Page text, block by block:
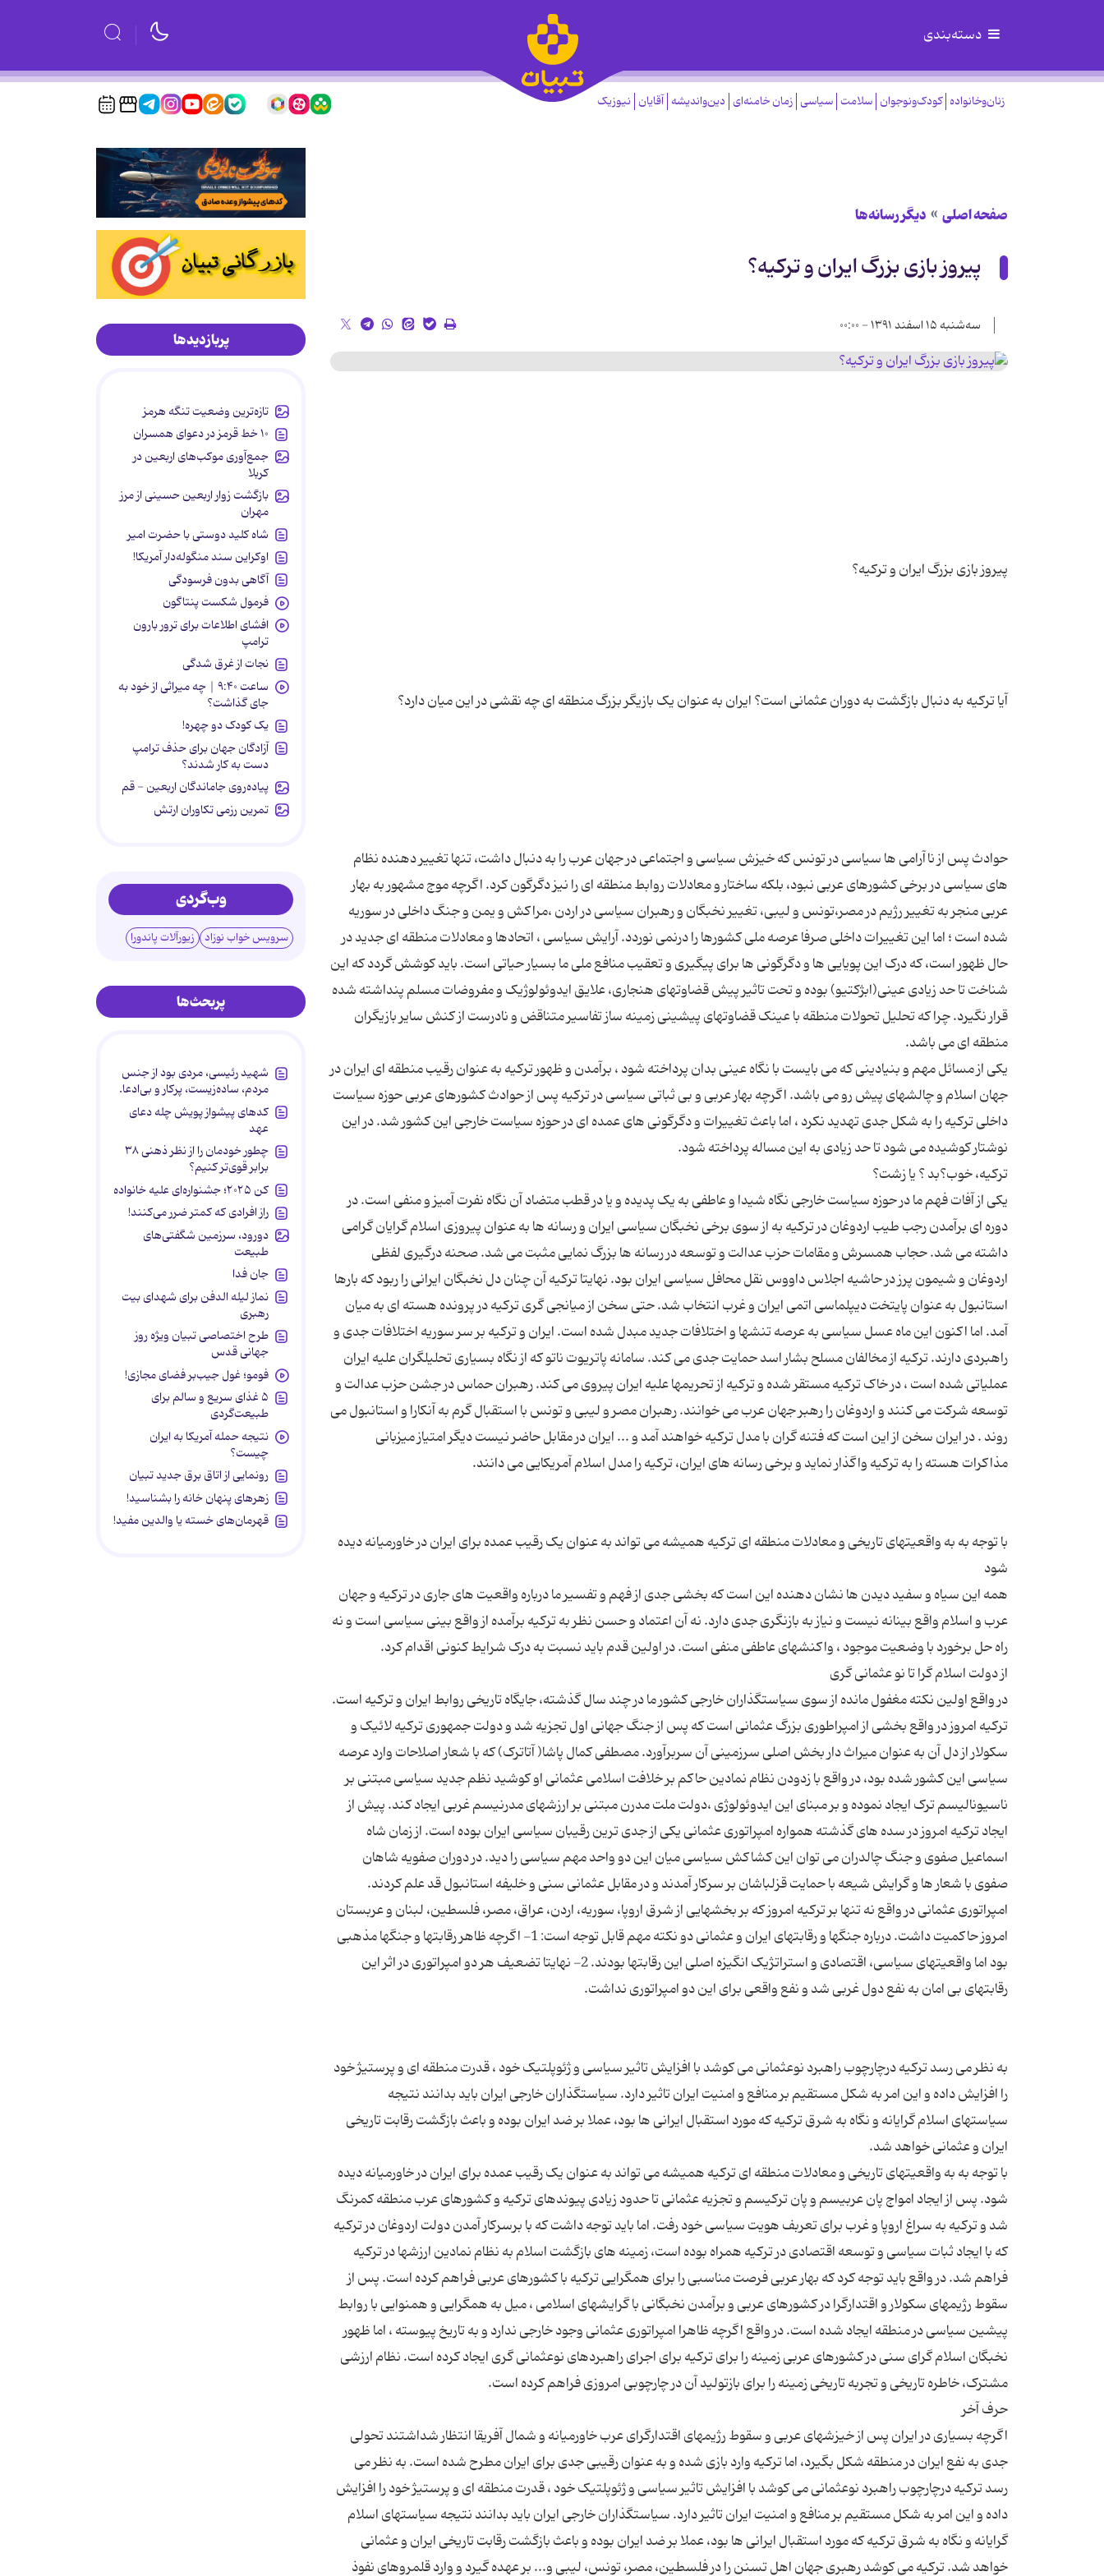
دسته‌بندی
زنان‌وخانواده کودک‌ونوجوان سلامت سیاسی زمان خامنه‌ای دین‌واندیشه آقایان نیوزیک
صفحه اصلی دیگر رسانه‌ها
پیروز بازی بزرگ ایران و ترکیه؟
سه‌شنبه ۱۵ اسفند ۱۳۹۱ - ۰۰:۰۰
حوادث پس از ناآرامی ها سیاسی در تونس که خیزش سیاسی و اجتماعی در جهان عرب را به دنبال داشت، تنها تغییر دهنده نظام
های سیاسی در برخی کشورهای عربی نبود، بلکه ساختار و معادلات روابط منطقه ای را نیز دگرگون کرد. اگرچه موج مشهور به بهار
عربی منجر به تغییر رژیم در مصر،تونس و لیبی، تغییر نخبگان و رهبران سیاسی در اردن ،مراکش و یمن و جنگ داخلی در سوریه
شده است ؛ اما این تغییرات داخلی صرفا عرصه ملی کشورها را درنمی نوردد. آرایش سیاسی ، اتحادها و معادلات منطقه ای جدید در
حال ظهور است، که درک این پویایی ها و دگرگونی ها برای پیگیری و تعقیب منافع ملی ما بسیار حیاتی است. باید کوشش گردد که این
شناخت تا حد زیادی عینی(ابژکتیو) بوده و تحت تاثیر پیش قضاوتهای هنجاری، علایق ایدوئولوژیک و مفروضات مسلم پنداشته شده
قرار نگیرد. چرا که تحلیل تحولات منطقه با عینک قضاوتهای پیشینی زمینه ساز تفاسیر متناقض و نادرست از کنش سایر بازیگران
یکی از مسائل مهم و بنیادینی که می بایست با نگاه عینی بدان پرداخته شود ، برآمدن و ظهور ترکیه به عنوان رقیب منطقه ای ایران در
جهان اسلام و چالشهای پیش رو می باشد. اگرچه بهار عربی و بی ثباتی سیاسی در ترکیه پس از حوادث کشورهای عربی حوزه سیاست
داخلی ترکیه را به شکل جدی تهدید نکرد ، اما باعث تغییرات و دگرگونی های عمده ای در حوزه سیاست خارجی این کشور شد. در این
یکی از آفات فهم ما در حوزه سیاست خارجی نگاه شیدا و عاطفی به یک پدیده و یا در قطب متضاد آن نگاه نفرت آمیز و منفی است. در
دوره ای برآمدن رجب طیب اردوغان در ترکیه به از سوی برخی نخبگان سیاسی ایران و رسانه ها به عنوان پیروزی اسلام گرایان گرامی
داشته می شد. حجاب همسرش و مقامات حزب عدالت و توسعه در رسانه ها بزرگ نمایی مثبت می شد. صحنه درگیری لفظی
اردوغان و شیمون پرز در حاشیه اجلاس داووس نقل محافل سیاسی ایران بود. نهایتا ترکیه آن چنان دل نخبگان ایرانی را ربود که بارها
استانبول به عنوان پایتخت دیپلماسی اتمی ایران و غرب انتخاب شد. حتی سخن از میانجی گری ترکیه در پرونده هسته ای به میان
آمد. اما اکنون این ماه عسل سیاسی به عرصه تنشها و اختلافات جدید مبدل شده است. ایران و ترکیه بر سر سوریه اختلافات جدی و
راهبردی دارند. ترکیه از مخالفان مسلح بشار اسد حمایت جدی می کند. سامانه پاتریوت ناتو که از نگاه بسیاری تحلیلگران علیه ایران
عملیاتی شده است ، در خاک ترکیه مستقر شده و ترکیه از تحریمها علیه ایران پیروی می کند. رهبران حماس در جشن حزب عدالت و
توسعه شرکت می کنند و اردوغان را رهبر جهان عرب می خوانند. رهبران مصر و لیبی و تونس با استقبال گرم به آنکارا و استانبول می
روند . در ایران سخن از این است که فتنه گران با مدل ترکیه خواهند آمد و ... ایران در مقابل حاضر نیست دیگر امتیاز میزبانی
با توجه به به واقعیتهای تاریخی و معادلات منطقه ای ترکیه همیشه می تواند به عنوان یک رقیب عمده برای ایران در خاورمیانه دیده
همه این سیاه و سفید دیدن ها نشان دهنده این است که بخشی جدی از فهم و تفسیر ما درباره واقعیت های جاری در ترکیه و جهان
عرب و اسلام واقع بینانه نیست و نیاز به بازنگری جدی دارد. نه آن اعتماد و حسن نظر به ترکیه برآمده از واقع بینی سیاسی است و نه
در واقع اولین نکته مغفول مانده از سوی سیاستگذاران خارجی کشور ما در چند سال گذشته، جایگاه تاریخی روابط ایران و ترکیه است.
ترکیه امروز در واقع بخشی از امپراطوری بزرگ عثمانی است که پس از جنگ جهانی اول تجزیه شد و دولت جمهوری ترکیه لائیک و
سکولار از دل آن به عنوان میراث دار بخش اصلی سرزمینی آن سربرآورد. مصطفی کمال پاشا( آتاترک) که با شعار اصلاحات وارد عرصه
سیاسی این کشور شده بود، در واقع با زدودن نظام نمادین حاکم بر خلافت اسلامی عثمانی او کوشید نظم جدید سیاسی مبتنی بر
ناسیونالیسم ترک ایجاد نموده و بر مبنای این ایدوئولوژی ،دولت ملت مدرن مبتنی بر ارزشهای مدرنیسم غربی ایجاد کند. پیش از
ایجاد ترکیه امروز در سده های گذشته همواره امپراتوری عثمانی یکی از جدی ترین رقیبان سیاسی ایران بوده است. از زمان شاه
اسماعیل صفوی و جنگ چالدران می توان این کشاکش سیاسی میان این دو واحد مهم سیاسی را دید. در دوران صفویه شاهان
صفوی با شعار ها و گرایش شیعه با حمایت قزلباشان بر سرکار آمدند و در مقابل عثمانی سنی و خلیفه استانبول قد علم کردند.
امپراتوری عثمانی در واقع نه تنها بر ترکیه امروز که بر بخشهایی از شرق اروپا، سوریه، اردن، عراق، مصر، فلسطین، لبنان و عربستان
امروز حاکمیت داشت. درباره جنگها و رقابتهای ایران و عثمانی دو نکته مهم قابل توجه است: 1- اگرچه ظاهر رقابتها و جنگها مذهبی
بود اما واقعیتهای سیاسی، اقتصادی و استراتژیک انگیزه اصلی این رقابتها بودند. 2- نهایتا تضعیف هر دو امپراتوری در اثر این
به نظر می رسد ترکیه درچارچوب راهبرد نوعثمانی می کوشد با افزایش تاثیر سیاسی و ژئوپلتیک خود ، قدرت منطقه ای و پرستیژ خود
را افزایش داده و این امر به شکل مستقیم بر منافع و امنیت ایران تاثیر دارد. سیاستگذاران خارجی ایران باید بدانند نتیجه
سیاستهای اسلام گرایانه و نگاه به شرق ترکیه که مورد استقبال ایرانی ها بود، عملا بر ضد ایران بوده و باعث بازگشت رقابت تاریخی
با توجه به به واقعیتهای تاریخی و معادلات منطقه ای ترکیه همیشه می تواند به عنوان یک رقیب عمده برای ایران در خاورمیانه دیده
شود. پس از ایجاد امواج پان عربیسم و پان ترکیسم و تجزیه عثمانی تا حدود زیادی پیوندهای ترکیه و کشورهای عرب منطقه کمرنگ
شد و ترکیه به سراغ اروپا و غرب برای تعربف هویت سیاسی خود رفت. اما باید توجه داشت که با برسرکار آمدن دولت اردوغان در ترکیه
که با ایجاد ثبات سیاسی و توسعه اقتصادی در ترکیه همراه بوده است، زمینه های بازگشت اسلام به نظام نمادین ارزشها در ترکیه
فراهم شد. در واقع باید توجه کرد که بهار عربی فرصت مناسبی را برای همگرایی ترکیه با کشورهای عربی فراهم کرده است. پس از
سقوط رژیمهای سکولار و اقتدارگرا در کشورهای عربی و برآمدن نخبگانی با گرایشهای اسلامی ، میل به همگرایی و همنوایی با روابط
پیشین سیاسی در منطقه ایجاد شده است. در واقع اگرچه ظاهرا امپراتوری عثمانی وجود خارجی ندارد و به تاریخ پیوسته ، اما ظهور
نخبگان اسلام گرای سنی در کشورهای عربی زمینه را برای ترکیه برای اجرای راهبردهای نوعثمانی گری ایجاد کرده است. نظام ارزشی
اگرچه بسیاری در ایران پس از خیزشهای عربی و سقوط رژیمهای اقتدارگرای عرب خاورمیانه و شمال آفریقا انتظار شداشتند تحولی
جدی به نفع ایران در منطقه شکل بگیرد، اما ترکیه وارد بازی شده و به عنوان رقیبی جدی برای ایران مطرح شده است. به نظر می
رسد ترکیه درچارچوب راهبرد نوعثمانی می کوشد با افزایش تاثیر سیاسی و ژئوپلتیک خود ، قدرت منطقه ای و پرستیژ خود را افزایش
داده و این امر به شکل مستقیم بر منافع و امنیت ایران تاثیر دارد. سیاستگذاران خارجی ایران باید بدانند نتیجه سیاستهای اسلام
گرایانه و نگاه به شرق ترکیه که مورد استقبال ایرانی ها بود، عملا بر ضد ایران بوده و باعث بازگشت رقابت تاریخی ایران و عثمانی
خواهد شد. ترکیه می کوشد رهبری جهان اهل تسنن را در فلسطین، مصر، تونس، لیبی و... بر عهده گیرد و وارد قلمروهای نفوذ
پربازدیدها
تازه‌ترین وضعیت تنگه هرمز
۱۰ خط قرمز در دعوای همسران
جمع‌آوری موکب‌های اربعین در
کربلا
بازگشت زوار اربعین حسینی از مرز
مهران
شاه کلید دوستی با حضرت امیر
اوکراین سند منگوله‌دار آمریکا!
آگاهی بدون فرسودگی
فرمول شکست پنتاگون
افشای اطلاعات برای ترور بارون
ترامپ
نجات از غرق شدگی
ساعت ۹:۴۰ | چه میراثی از خود به
جای گذاشت؟
یک کودک دو چهره!
آزادگان جهان برای حذف ترامپ
دست به کار شدند؟
پیاده‌روی جاماندگان اربعین - قم
تمرین رزمی تکاوران ارتش
وب‌گردی
سرویس خواب نوزاد زیورآلات پاندورا
پربحث‌ها
شهید رئیسی، مردی بود از جنس
مردم، ساده‌زیست، پرکار و بی‌ادعا.
کدهای پیشواز پویش چله دعای
عهد
چطور خودمان را از نظر ذهنی ۳۸
برابر قوی‌تر کنیم؟
کن ۲۰۲۵؛ جشنواره‌ای علیه خانواده
راز افرادی که کمتر ضرر می‌کنند!
دورود، سرزمین شگفتی‌های
طبیعت
جان فدا
نماز لیله الدفن برای شهدای بیت
رهبری
طرح اختصاصی تبیان ویژه روز
جهانی قدس
فومو؛ غول جیب‌بر فضای مجازی!
۵ غذای سریع و سالم برای
طبیعت‌گردی
نتیجه حمله آمریکا به ایران
چیست؟
رونمایی از اتاق برق جدید تبیان
زهرهای پنهان خانه را بشناسید!
قهرمان‌های خسته یا والدین مفید!